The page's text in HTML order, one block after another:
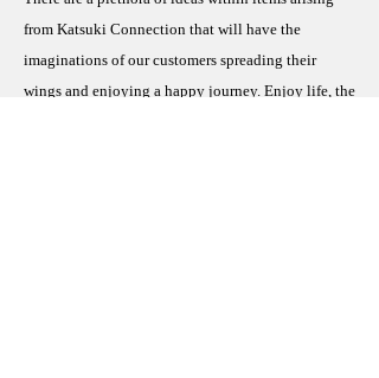
from Katsuki Connection that will have the
imaginations of our customers spreading their
wings and enjoying a happy journey. Enjoy life, the